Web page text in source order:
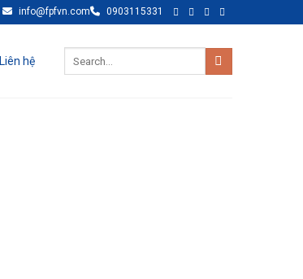
info@fpfvn.com 0903115331
Liên hệ